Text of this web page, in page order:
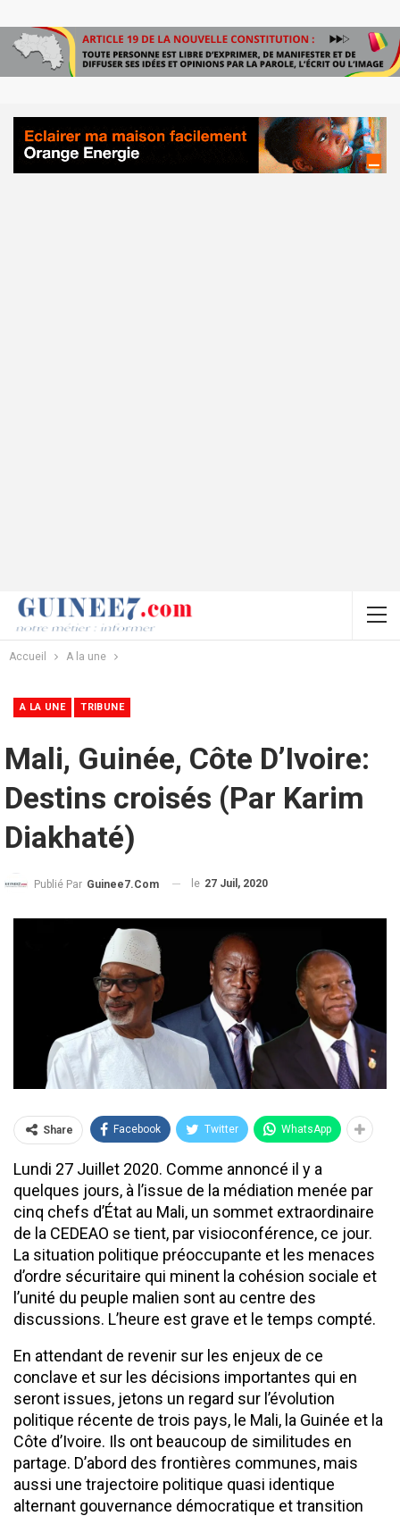
Accueil A la une
A LA UNE TRIBUNE
Mali, Guinée, Côte D’Ivoire:
Destins croisés (Par Karim
Diakhaté)
Publié Par Guinee7.com le 27 Juil, 2020
Share Facebook Twitter WhatsApp
Lundi 27 Juillet 2020. Comme annoncé il y a
quelques jours, à l’issue de la médiation menée par
cinq chefs d’État au Mali, un sommet extraordinaire
de la CEDEAO se tient, par visioconférence, ce jour.
La situation politique préoccupante et les menaces
d’ordre sécuritaire qui minent la cohésion sociale et
l’unité du peuple malien sont au centre des
discussions. L’heure est grave et le temps compté.
En attendant de revenir sur les enjeux de ce
conclave et sur les décisions importantes qui en
seront issues, jetons un regard sur l’évolution
politique récente de trois pays, le Mali, la Guinée et la
Côte d’Ivoire. Ils ont beaucoup de similitudes en
partage. D’abord des frontières communes, mais
aussi une trajectoire politique quasi identique
alternant gouvernance démocratique et transition